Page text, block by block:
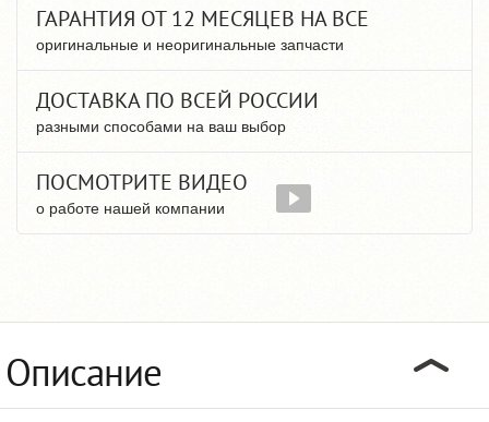
ГАРАНТИЯ ОТ 12 МЕСЯЦЕВ НА ВСЕ
оригинальные и неоригинальные запчасти
ДОСТАВКА ПО ВСЕЙ РОССИИ
разными способами на ваш выбор
ПОСМОТРИТЕ ВИДЕО
о работе нашей компании
Описание